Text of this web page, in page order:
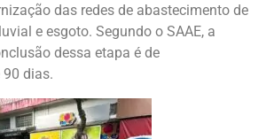
das redes de abastecimento de
e esgoto. Segundo o SAAE, a
dessa etapa é de
dias.